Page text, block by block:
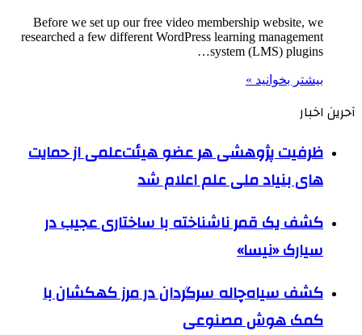
Before we set up our free video membership website, we
researched a few different WordPress learning management
system (LMS) plugins…
بیشتر بخوانید »
آحرین اخبار
ظرفیت پژوهشی هر عضو هیئت‌علمی از حمایت
های بنیاد ملی علم اعلام شد
کشف یک قمر ناشناخته با ساختاری عجیب در
سیارک «نیسا»
کشف سیاه‌چاله سرگردان در مرز کهکشان با
کمک هوش مصنوعی